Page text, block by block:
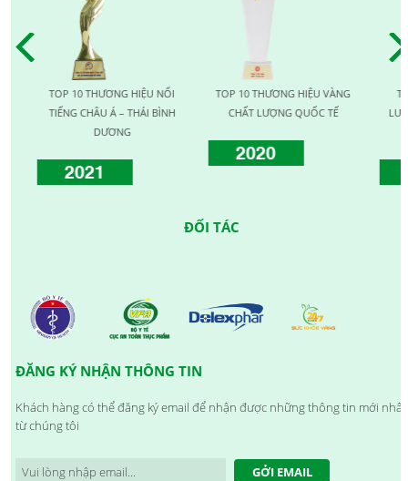
TOP 10 THƯƠNG HIỆU NỔI
TIẾNG CHÂU Á – THÁI BÌNH
DƯƠNG
2021
TOP 10 THƯƠNG HIỆU VÀNG
CHẤT LƯỢNG QUỐC TẾ
2020
TOP
ĐỐI TÁC
ĐĂNG KÝ NHẬN THÔNG TIN
Khách hàng có thể đăng ký email để nhận được những thông tin mới nhất
từ chúng tôi
GỞI EMAIL